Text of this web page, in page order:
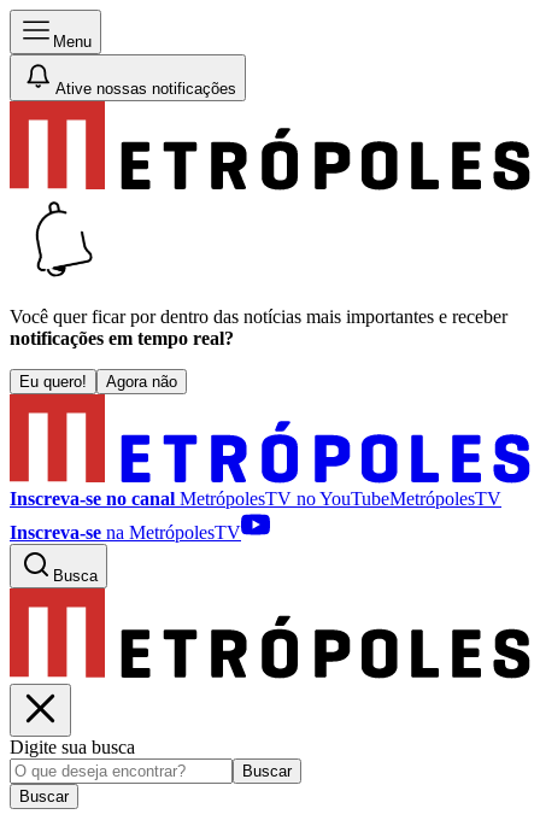
Menu
Ative nossas notificações
Você quer ficar por dentro das notícias mais importantes e receber
notificações em tempo real?
Eu quero! Agora não
Inscreva-se no canal MetrópolesTV noYouTubeMetrópolesTV
Inscreva-se na MetrópolesTV
Busca
Digite sua busca
Buscar
Buscar